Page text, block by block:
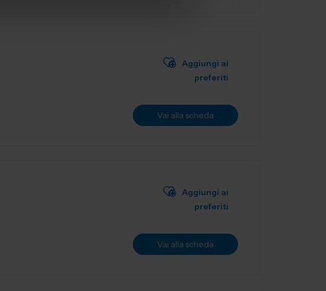
Aggiungi ai
preferiti
Vai alla scheda
Aggiungi ai
preferiti
Vai alla scheda